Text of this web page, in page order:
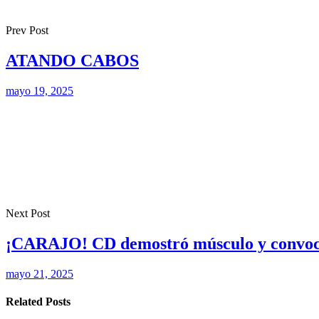
Prev Post
ATANDO CABOS
mayo 19, 2025
Next Post
¡CARAJO! CD demostró músculo y
mayo 21, 2025
Related Posts